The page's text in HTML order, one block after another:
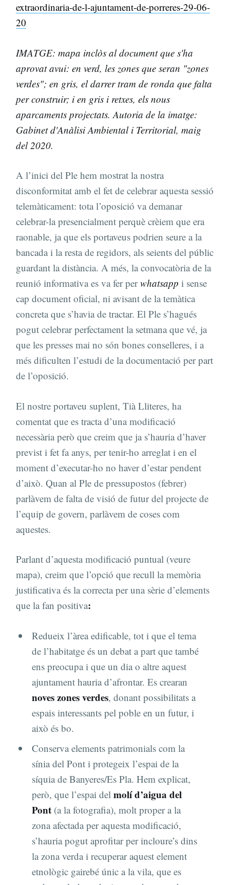
extraordinaria-de-l-ajuntament-de-porreres-29-06-
20
IMATGE: mapa inclòs al document que s'ha
aprovat avui: en verd, les zones que seran "zones
verdes"; en gris, el darrer tram de ronda que falta
per construir; i en gris i retxes, els nous
aparcaments projectats. Autoria de la imatge:
Gabinet d'Anàlisi Ambiental i Territorial, maig
del 2020.
A l’inici del Ple hem mostrat la nostra
disconformitat amb el fet de celebrar aquesta sessió
telemàticament: tota l’oposició va demanar
celebrar-la presencialment perquè crèiem que era
raonable, ja que els portaveus podrien seure a la
bancada i la resta de regidors, als seients del públic
guardant la distància. A més, la convocatòria de la
reunió informativa es va fer perwhatsappi sense
cap document oficial, ni avisant de la temàtica
concreta que s’havia de tractar. El Ple s’hagués
pogut celebrar perfectament la setmana que vé, ja
que les presses mai no són bones conselleres, i a
més dificulten l’estudi de la documentació per part
de l’oposició.
El nostre portaveu suplent, Tià Lliteres, ha
comentat que es tracta d’una modificació
necessària però que creim que ja s’hauria d’haver
previst i fet fa anys, per tenir-ho arreglat i en el
moment d’executar-ho no haver d’estar pendent
d’això. Quan al Ple de pressupostos (febrer)
parlàvem de falta de visió de futur del projecte de
l’equip de govern, parlàvem de coses com
aquestes.
Parlant d’aquesta modificació puntual (veure
mapa), creim que l’opció que recull la memòria
justificativa és la correcta per una sèrie d’elements
que la fan positiva:
Redueix l’àrea edificable, tot i que el tema
de l’habitatge és un debat a part que també
ens preocupa i que un dia o altre aquest
ajuntament hauria d’afrontar. Es crearan
noves zones verdes, donant possibilitats a
espais interessants pel poble en un futur, i
això és bo.
Conserva elements patrimonials com la
sínia del Pont i protegeix l’espai de la
síquia de Banyeres/Es Pla. Hem explicat,
però, que l’espai del molí d’aigua del
Pont (a la fotografia), molt proper a la
zona afectada per aquesta modificació,
s’hauria pogut aprofitar per incloure’s dins
la zona verda i recuperar aquest element
etnològic gairebé únic a la vila, que es